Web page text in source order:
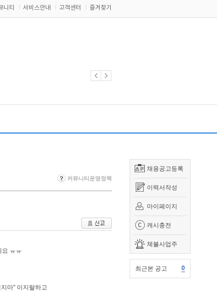
니티 서비스안내 고객센터 즐겨찾기
채용공고등록
이력서작성
마이페이지
캐시충전
체불사업주
최근본 공고 0
커뮤니티운영정책
요 ㅠㅠ
마" 이지랄하고